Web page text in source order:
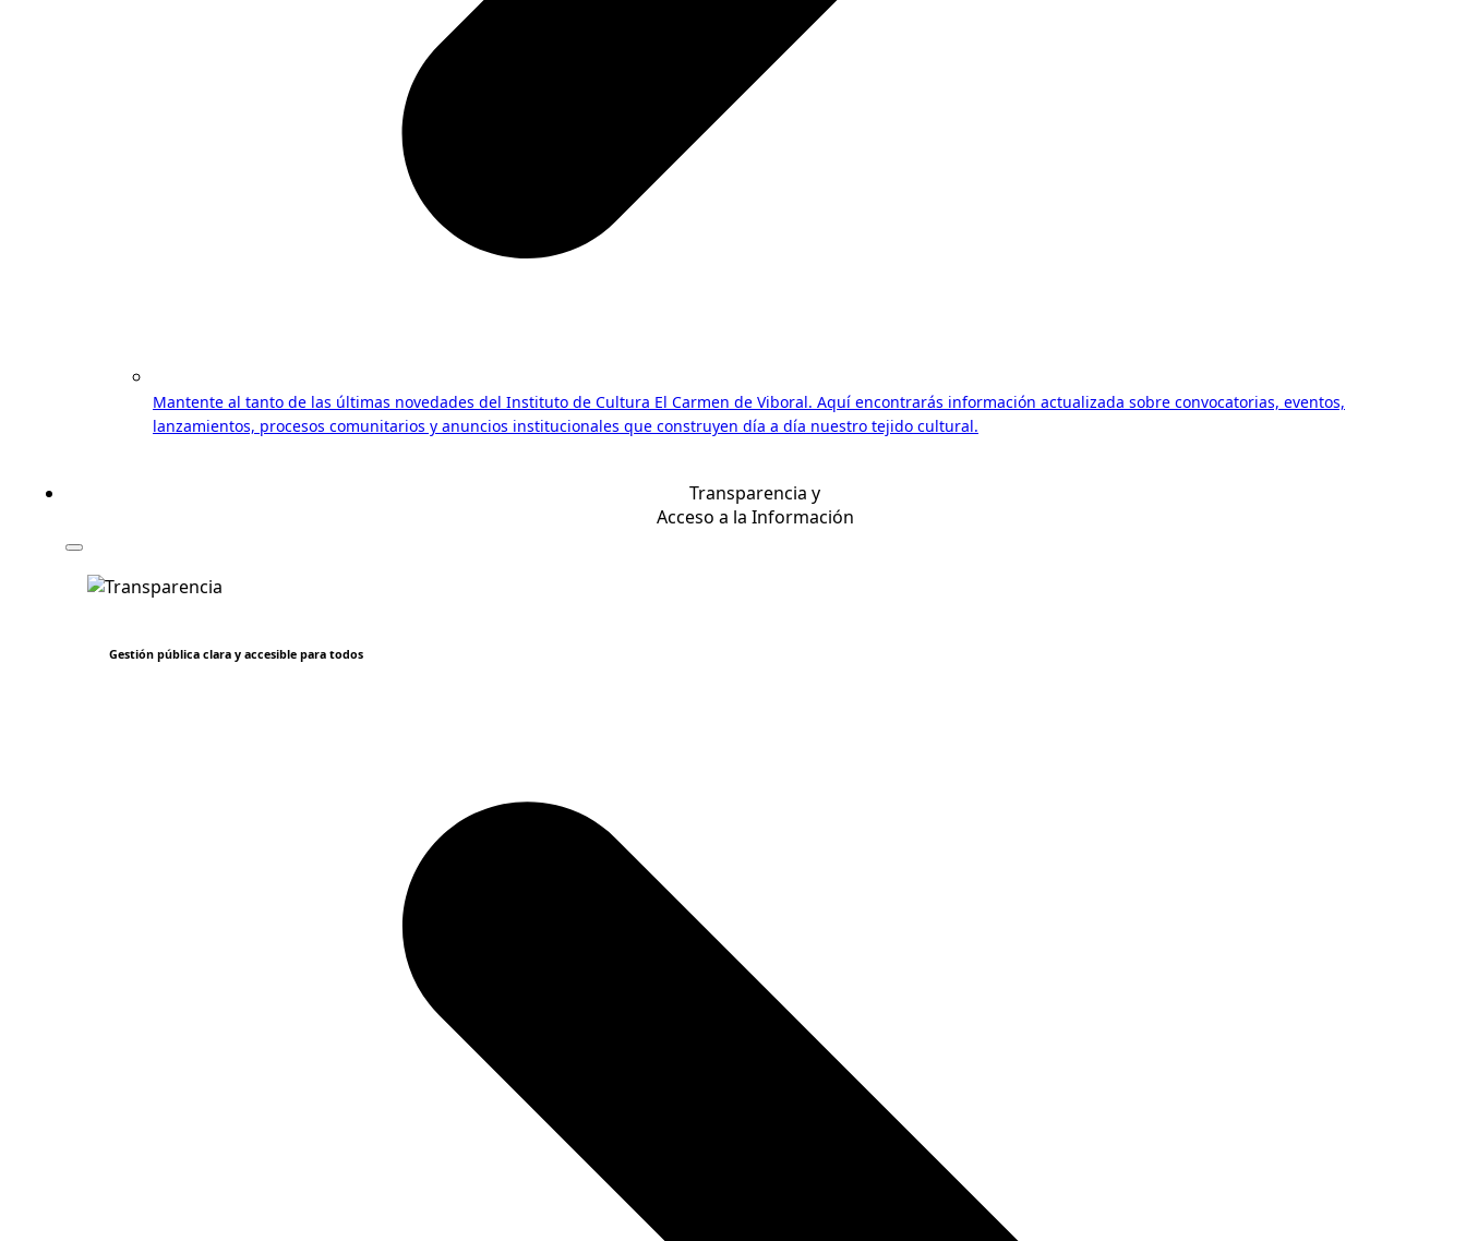
Mantente al tanto de las últimas novedades del Instituto de Cultura El Carmen de Viboral. Aquí encontrarás información actualizada sobre convocatorias, eventos,
lanzamientos, procesos comunitarios y anuncios institucionales que construyen día a día nuestro tejido cultural.
Transparencia y
Acceso a la Información
Gestión pública clara y accesible para todos